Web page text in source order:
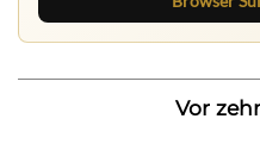
Vor